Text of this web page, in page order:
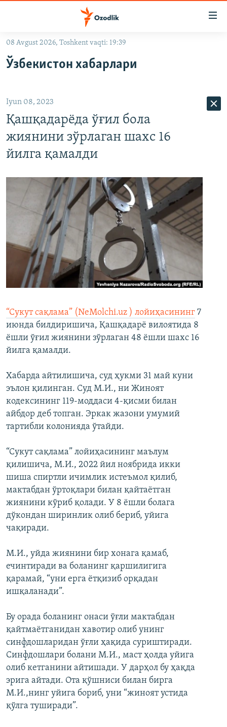
Асосий
Қидиришга
ўтинг
OZODLIK SURISHTIRUVLARI
На русском
ИЖТИМОИЙ ТАРМОҚЛАР
Озодлик бошқа тилларда
08 Avgust 2026, Toshkent vaqti: 19:39
Ўзбекистон хабарлари
Iyun 08, 2023
Қашқадарёда ўғил бола
жиянини зўрлаган шахс 16
йилга қамалди
“Сукут сақлама” (NeMolchi.uz ) лойиҳасининг 7
июнда билдиришича, Қашқадарё вилоятида 8
ёшли ўғил жиянини зўрлаган 48 ёшли шахс 16
йилга қамалди.
Хабарда айтилишича, суд ҳукми 31 май куни
эълон қилинган. Суд М.И., ни Жиноят
кодексининг 119-моддаси 4-қисми билан
айбдор деб топган. Эркак жазони умумий
тартибли колонияда ўтайди.
“Сукут сақлама” лойиҳасининг маълум
қилишича, М.И., 2022 йил ноябрида икки
шиша спиртли ичимлик истеъмол қилиб,
мактабдан ўртоқлари билан қайтаётган
жиянини кўриб қолади. У 8 ёшли болага
дўкондан ширинлик олиб бериб, уйига
чақиради.
М.И., уйда жиянини бир хонага қамаб,
ечинтиради ва боланинг қаршилигига
қарамай, “уни ерга ётқизиб орқадан
ишқаланади”.
Бу орада боланинг онаси ўғли мактабдан
қайтмаётганидан хавотир олиб унинг
синфдошларидан ўғли ҳақида суриштиради.
Синфдошлари болани М.И., маст ҳолда уйига
олиб кетганини айтишади. У дарҳол бу ҳақда
эрига айтади. Ота қўшниси билан бирга
М.И.,нинг уйига бориб, уни “жиноят устида
қўлга туширади”.